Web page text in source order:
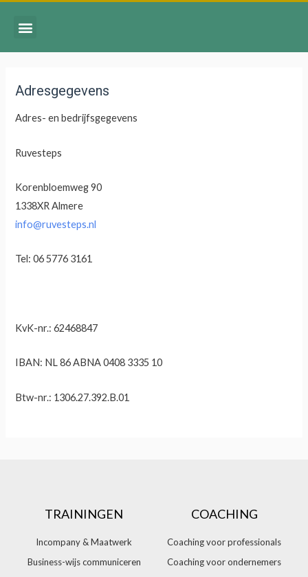
Adresgegevens
Adres- en bedrijfsgegevens
Ruvesteps
Korenbloemweg 90
1338XR Almere
info@ruvesteps.nl
Tel: 06 5776 3161
KvK-nr.: 62468847
IBAN: NL 86 ABNA 0408 3335 10
Btw-nr.: 1306.27.392.B.01
TRAININGEN
Incompany & Maatwerk
Business-wijs communiceren
COACHING
Coaching voor professionals
Coaching voor ondernemers